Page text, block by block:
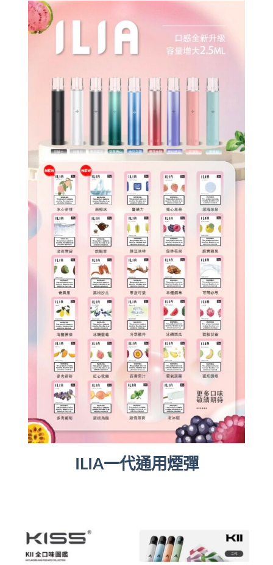
ILIA一代通用煙彈